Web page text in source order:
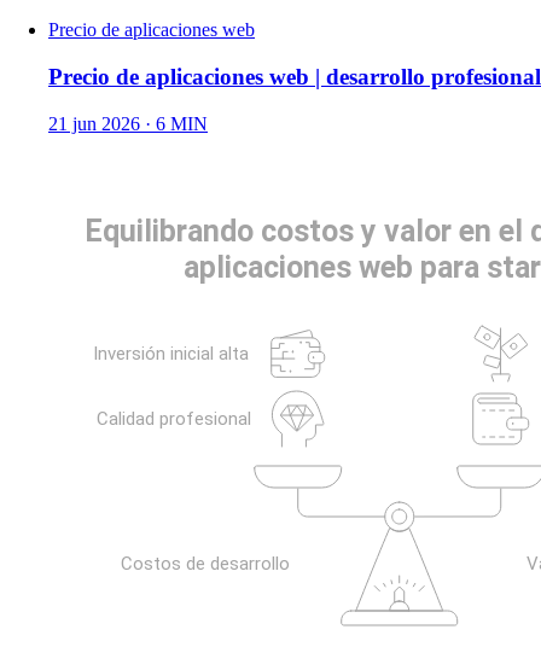
Precio de aplicaciones web
Precio de aplicaciones web | desarrollo profesional
21 jun 2026 · 6 MIN